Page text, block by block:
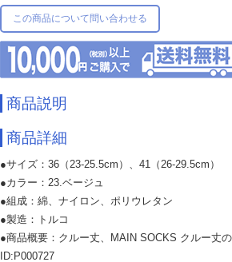
この商品について問い合わせる
商品説明
商品詳細
●サイズ：36（23-25.5cm）、41（26-29.5cm）
●カラー：23.ベージュ
●組成：綿、ナイロン、ポリウレタン
●製造：トルコ
●商品概要：クルー丈、MAIN SOCKS クルー丈
ID:P000727